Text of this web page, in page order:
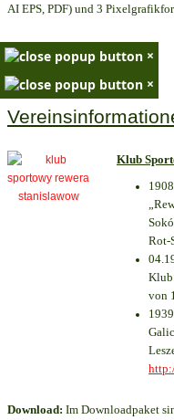
AI EPS, PDF) und 3
×
×
Klub
Rot-
Klub
von
Download: Im Downloadpaket